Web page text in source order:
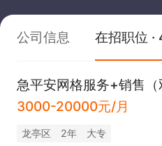
公司信息 在招职位 ·
急平安网格服务+销售（
3000-20000元/月
龙亭区 2年 大专